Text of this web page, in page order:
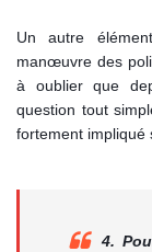
Un autre
manœuvre des
à oublier que
question tout
fortement impliqué
4.